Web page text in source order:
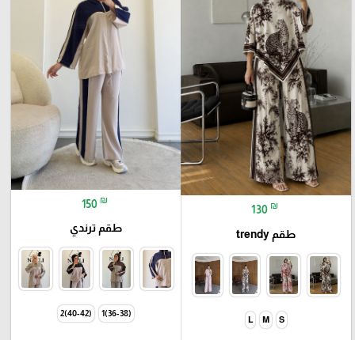
130 ₪
طقم trendy
S
M
L
150 ₪
طقم ترندي
(36-38)1
(40-42)2